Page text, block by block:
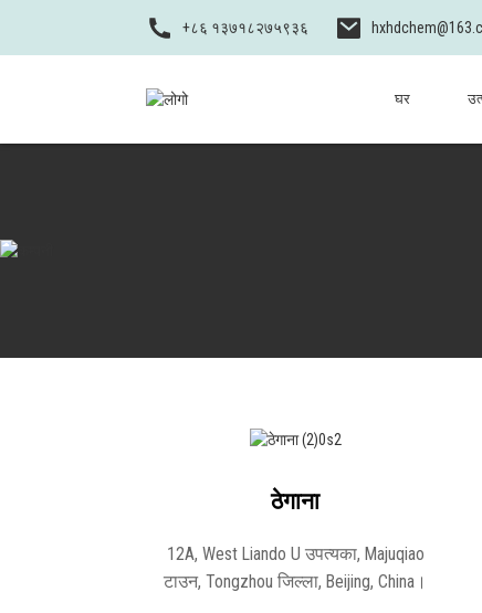
+८६ १३७१८२७५९३६
घर
ठेगाना
12A, West Liando U उपत्यका, Majuqiao
टाउन, Tongzhou जिल्ला, Beijing, China।